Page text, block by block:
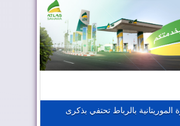
المغرب يعزز موقعه في صناعة الطيران
الموريتانية بالرباط تحتفي بذكرى